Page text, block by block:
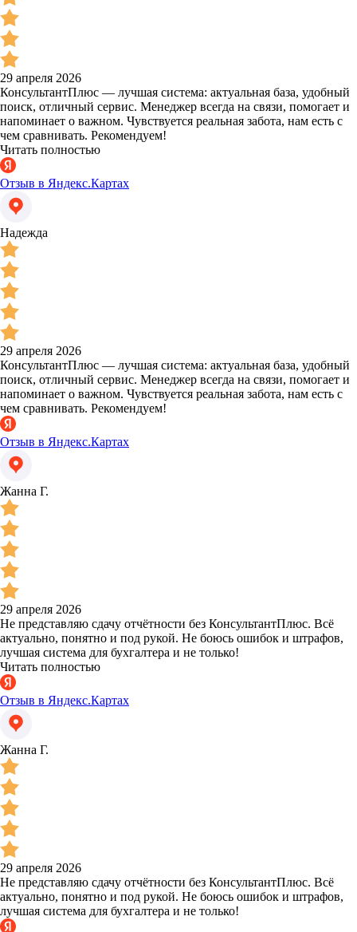
29 апреля 2026
КонсультантПлюс — лучшая система: актуальная база, удобный
поиск, отличный сервис. Менеджер всегда на связи, помогает и
напоминает о важном. Чувствуется реальная забота, нам есть с
чем сравнивать. Рекомендуем!
Читать полностью
Отзыв в Яндекс.Картах
Надежда
29 апреля 2026
КонсультантПлюс — лучшая система: актуальная база, удобный
поиск, отличный сервис. Менеджер всегда на связи, помогает и
напоминает о важном. Чувствуется реальная забота, нам есть с
чем сравнивать. Рекомендуем!
Отзыв в Яндекс.Картах
Жанна Г.
29 апреля 2026
Не представляю сдачу отчётности без КонсультантПлюс. Всё
актуально, понятно и под рукой. Не боюсь ошибок и штрафов,
лучшая система для бухгалтера и не только!
Читать полностью
Отзыв в Яндекс.Картах
Жанна Г.
29 апреля 2026
Не представляю сдачу отчётности без КонсультантПлюс. Всё
актуально, понятно и под рукой. Не боюсь ошибок и штрафов,
лучшая система для бухгалтера и не только!